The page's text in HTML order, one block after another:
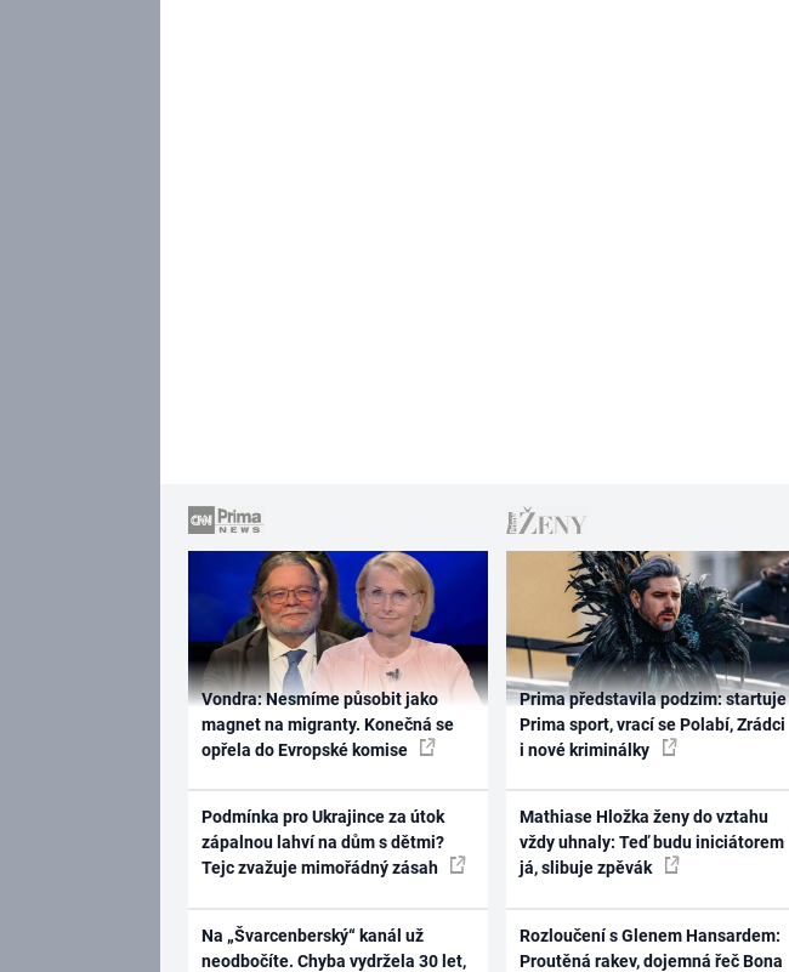
Vondra: Nesmíme působit jako
magnet na migranty. Konečná se
opřela do Evropské komise
Podmínka pro Ukrajince za útok
zápalnou lahví na dům s dětmi?
Tejc zvažuje mimořádný zásah
Na „Švarcenberský“ kanál už
neodbočíte. Chyba vydržela 30 let,
Prima představila podzim: startuje
Prima sport, vrací se Polabí, Zrádci
i nové kriminálky
Mathiase Hložka ženy do vztahu
vždy uhnaly: Teď budu iniciátorem
já, slibuje zpěvák
Rozloučení s Glenem Hansardem:
Proutěná rakev, dojemná řeč Bona